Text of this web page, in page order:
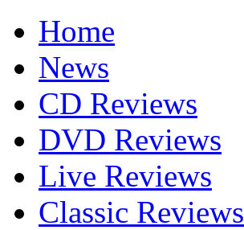
Home
News
CD Reviews
DVD Reviews
Live Reviews
Classic Reviews